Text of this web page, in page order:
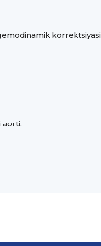
korrektsiyasi
aorti.